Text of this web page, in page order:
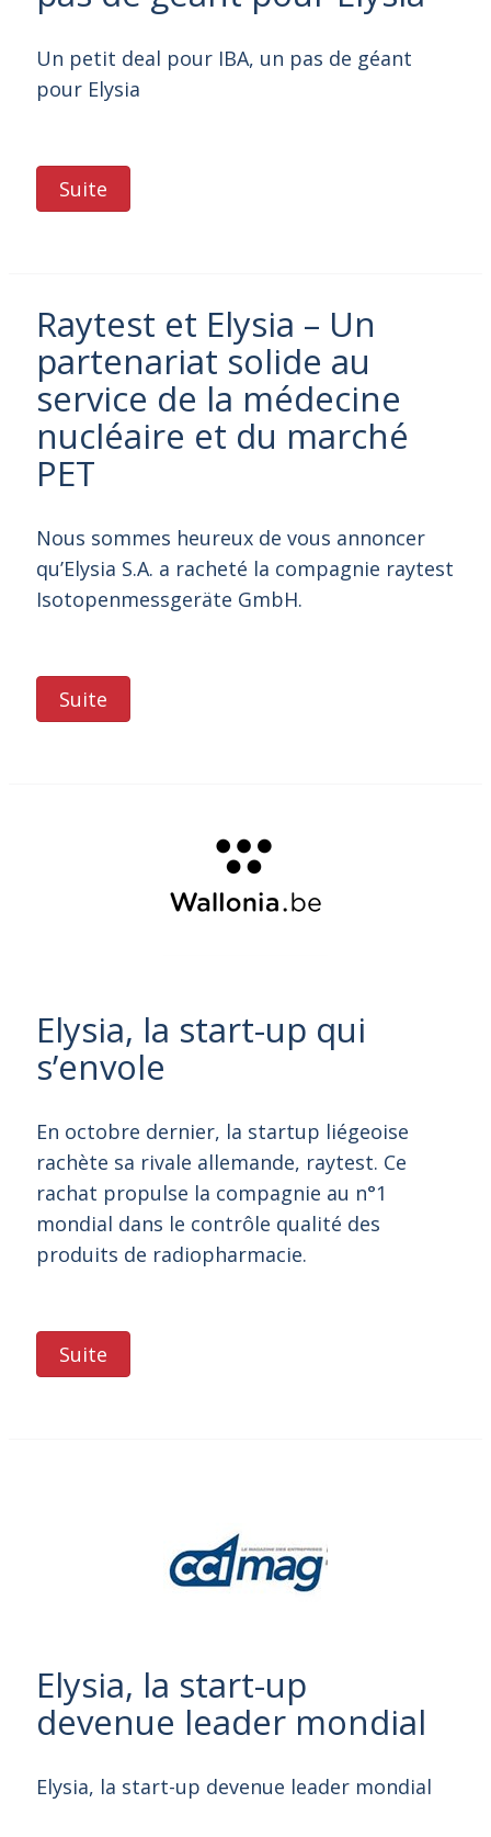
Un petit deal pour IBA, un pas de géant
pour Elysia
Suite
Raytest et Elysia – Un
partenariat solide au
service de la médecine
nucléaire et du marché
PET
Nous sommes heureux de vous annoncer
qu’Elysia S.A. a racheté la compagnie raytest
Isotopenmessgeräte GmbH.
Suite
Elysia, la start-up qui
s’envole
En octobre dernier, la startup liégeoise
rachète sa rivale allemande, raytest. Ce
rachat propulse la compagnie au n°1
mondial dans le contrôle qualité des
produits de radiopharmacie.
Suite
Elysia, la start-up
devenue leader mondial
Elysia, la start-up devenue leader mondial